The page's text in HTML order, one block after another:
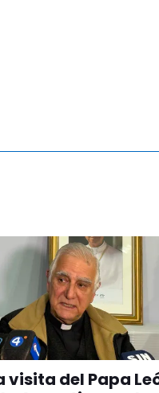
visita del Papa